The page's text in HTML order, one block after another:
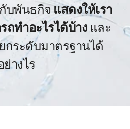
บพันธกิจ แสดงให้เรา
ถทำอะไรได้บ้าง และ
กระดับมาตรฐานได้
ย่างไร